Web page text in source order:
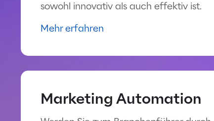
sowohl innovativ als auch effektiv ist.
Mehr erfahren
Marketing Automation